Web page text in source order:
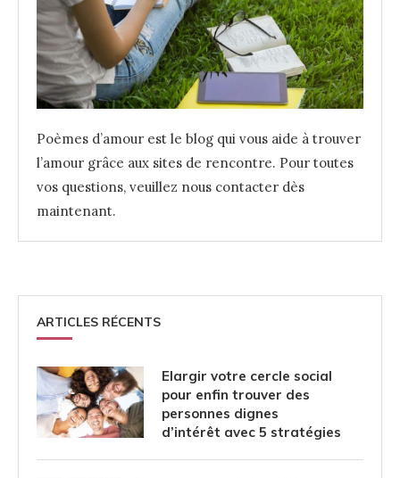
Poèmes d’amour est le blog qui vous aide à trouver
l’amour grâce aux sites de rencontre. Pour toutes
vos questions, veuillez nous contacter dès
maintenant.
ARTICLES RÉCENTS
Elargir votre cercle social
pour enfin trouver des
personnes dignes
d’intérêt avec 5 stratégies